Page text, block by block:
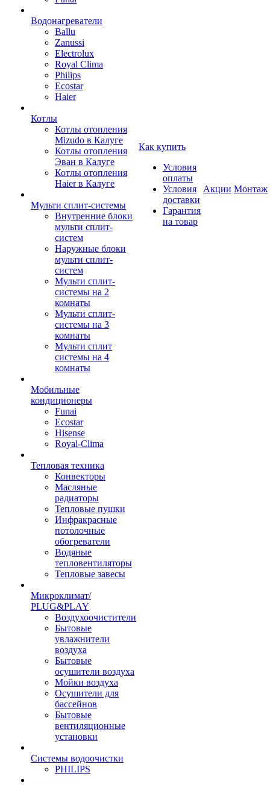
Водонагреватели
Ballu
Zanussi
Electrolux
Royal Clima
Philips
Ecostar
Haier
Котлы
Котлы отопления
Mizudo в Калуге
Котлы отопления
Эван в Калуге
Котлы отопления
Haier в Калуге
Мульти сплит-системы
Внутренние блоки
мульти сплит-
систем
Наружные блоки
мульти сплит-
систем
Мульти сплит-
системы на 2
комнаты
Мульти сплит-
системы на 3
комнаты
Мульти сплит
системы на 4
комнаты
Мобильные
кондиционеры
Funai
Ecostar
Hisense
Royal-Clima
Тепловая техника
Конвекторы
Масляные
радиаторы
Тепловые пушки
Инфракрасные
потолочные
обогреватели
Водяные
тепловентиляторы
Тепловые завесы
Микроклимат/
PLUG&PLAY
Воздухоочистители
Бытовые
увлажнители
воздуха
Бытовые
осушители воздуха
Мойки воздуха
Осушители для
бассейнов
Бытовые
вентиляционные
установки
Системы водоочистки
PHILIPS
Как купить
Условия
оплаты
Условия
доставки
Гарантия
на товар
Акции Монтаж